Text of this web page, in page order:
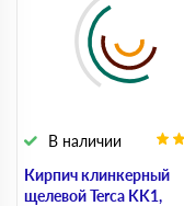
Кирпич клинкерный
щелевой Terca KK1,
В наличии